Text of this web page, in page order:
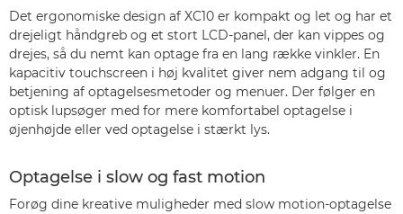
Det ergonomiske design af XC10 er kompakt og let og har et
drejeligt håndgreb og et stort LCD-panel, der kan vippes og
drejes, så du nemt kan optage fra en lang række vinkler. En
kapacitiv touchscreen i høj kvalitet giver nem adgang til og
betjening af optagelsesmetoder og menuer. Der følger en
optisk lupsøger med for mere komfortabel optagelse i
øjenhøjde eller ved optagelse i stærkt lys.
Optagelse i slow og fast motion
Forøg dine kreative muligheder med slow motion-optagelse